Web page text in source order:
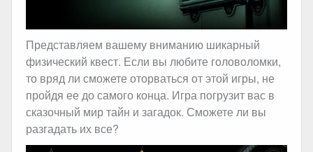
Представляем вашему вниманию шикарный
физический квест. Если вы любите головоломки,
то вряд ли сможете оторваться от этой игры, не
пройдя ее до самого конца. Игра погрузит вас в
сказочный мир тайн и загадок. Сможете ли вы
разгадать их все?